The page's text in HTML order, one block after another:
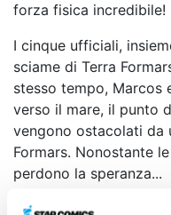
forza fisica incredibile!
I cinque ufficiali,
sciame di Terra
stesso tempo, Marcos
verso il mare, il punto
vengono ostacolati da
Formars. Nonostante
perdono la speranza...